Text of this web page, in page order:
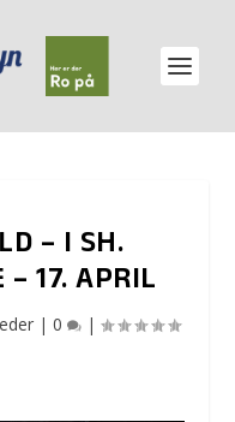
– I SH.
17. APRIL
| 0 |